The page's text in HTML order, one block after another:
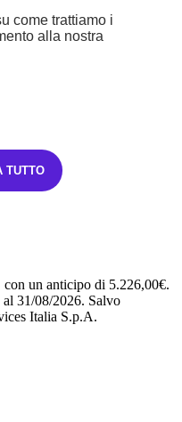
con un anticipo di 5.226,00€.
31/08/2026. Salvo
Italia S.p.A.
come trattiamo i
alla nostra
TUTTO